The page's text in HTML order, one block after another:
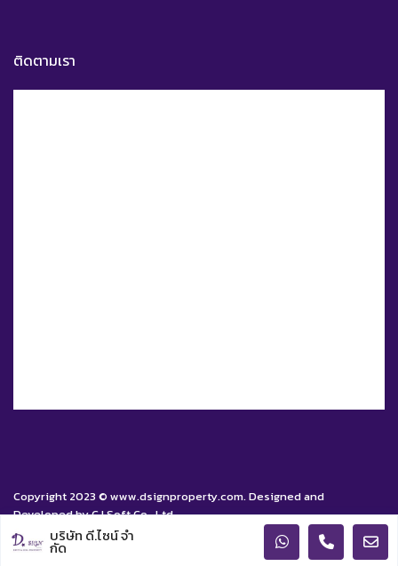
ติดตามเรา
Copyright 2023 © www.dsignproperty.com. Designed and
Developed by CJ Soft Co., Ltd.
นโยบายคุ้มครองข้อมูลส่วนบุคคล
บริษัท ดี.ไซน์ จํา
กัด